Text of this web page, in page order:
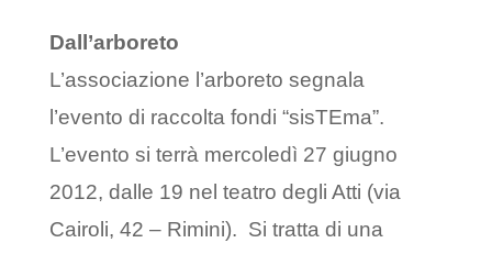
Dall’arboreto
L’associazione l’arboreto segnala
l’evento di raccolta fondi “sisTEma”.
L’evento si terrà mercoledì 27 giugno
2012, dalle 19 nel teatro degli Atti (via
Cairoli, 42 – Rimini). Si tratta di una